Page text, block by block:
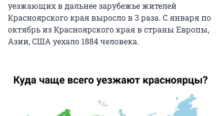
уезжающих в дальнее зарубежье жителей
Красноярского края выросло в 3 раза. С января по
октябрь из Красноярского края в страны Европы,
Азии, США уехало 1884 человека.